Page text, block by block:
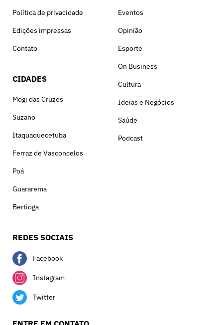
Política de privacidade
Edições impressas
Contato
CIDADES
Mogi das Cruzes
Suzano
Itaquaquecetuba
Ferraz de Vasconcelos
Poá
Guararema
Bertioga
Eventos
Opinião
Esporte
On Business
Cultura
Ideias e Negócios
Saúde
Podcast
REDES SOCIAIS
Facebook
Instagram
Twitter